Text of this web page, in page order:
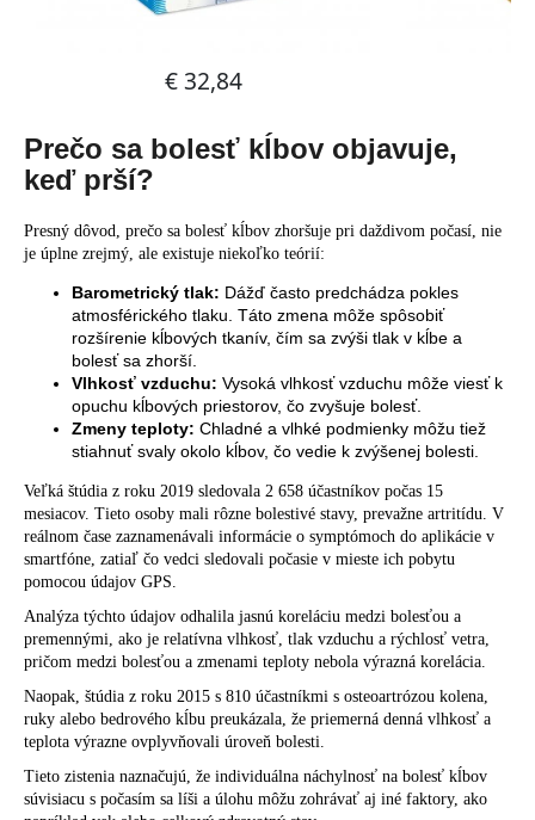
Prečo sa bolesť kĺbov objavuje,
keď prší?
Presný dôvod, prečo sa bolesť kĺbov zhoršuje pri daždivom počasí, nie
je úplne zrejmý, ale existuje niekoľko teórií:
Barometrický tlak: Dážď často predchádza pokles
atmosférického tlaku. Táto zmena môže spôsobiť
rozšírenie kĺbových tkanív, čím sa zvýši tlak v kĺbe a
bolesť sa zhorší.
Vlhkosť vzduchu: Vysoká vlhkosť vzduchu môže viesť k
opuchu kĺbových priestorov, čo zvyšuje bolesť.
Zmeny teploty: Chladné a vlhké podmienky môžu tiež
stiahnuť svaly okolo kĺbov, čo vedie k zvýšenej bolesti.
Veľká štúdia z roku 2019 sledovala 2 658 účastníkov počas 15
mesiacov. Tieto osoby mali rôzne bolestivé stavy, prevažne artritídu . V
reálnom čase zaznamenávali informácie o symptómoch do aplikácie v
smartfóne, zatiaľ čo vedci sledovali počasie v mieste ich pobytu
pomocou údajov GPS.
Analýza týchto údajov odhalila jasnú koreláciu medzi bolesťou a
premennými, ako je relatívna vlhkosť, tlak vzduchu a rýchlosť vetra,
pričom medzi bolesťou a zmenami teploty nebola výrazná korelácia.
Naopak, štúdia z roku 2015 s 810 účastníkmi s osteoartrózou kolena
ruky alebo bedrového kĺbu preukázala, že priemerná denná vlhkosť a
teplota výrazne ovplyvňovali úroveň bolesti.
Tieto zistenia naznačujú, že individuálna náchylnosť na bolesť kĺbov
súvisiacu s počasím sa líši a úlohu môžu zohrávať aj iné faktory, ako